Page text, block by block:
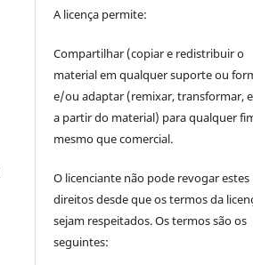
A licença permite:
Compartilhar (copiar e redistribuir o
material em qualquer suporte ou
e/ou adaptar (remixar, transformar,
a partir do material) para qualquer
mesmo que comercial.
O licenciante não pode revogar estes
direitos desde que os termos da
sejam respeitados. Os termos são os
seguintes: